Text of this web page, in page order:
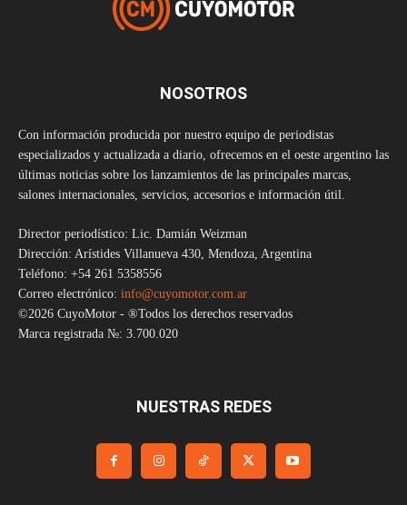
NOSOTROS
Con información producida por nuestro equipo de periodistas
especializados y actualizada a diario, ofrecemos en el oeste argentino las
últimas noticias sobre los lanzamientos de las principales marcas,
salones internacionales, servicios, accesorios e información útil.
Director periodístico: Lic. Damián Weizman
Dirección: Arístides Villanueva 430, Mendoza, Argentina
Teléfono: +54 261 5358556
Correo electrónico: info@cuyomotor.com.ar
©2026 CuyoMotor - ®Todos los derechos reservados
Marca registrada №: 3.700.020
NUESTRAS REDES